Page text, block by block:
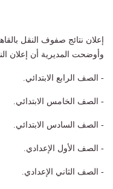
​إعلان نتائج صفوف النقل
​وأوضحت المديرية أن إعلان
- ​الصف الرابع الابتدائي.
- ​الصف الخامس الابتدائي.
- ​الصف السادس الابتدائي.
- ​الصف الأول الإعدادي.
- ​الصف الثاني الإعدادي.